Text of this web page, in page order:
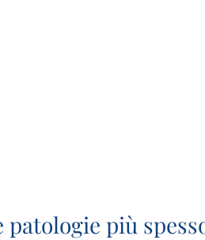
patologie più